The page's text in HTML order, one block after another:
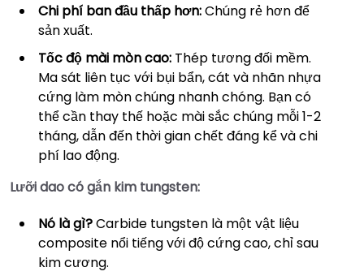
Chi phí ban đầu thấp hơn:Chúng rẻ hơn để
sản xuất.
Tốc độ mài mòn cao: Thép tương đối mềm.
Ma sát liên tục với bụi bẩn, cát và nhãn nhựa
cứng làm mòn chúng nhanh chóng. Bạn có
thể cần thay thế hoặc mài sắc chúng mỗi 1-2
tháng, dẫn đến thời gian chết đáng kể và chi
phí lao động.
Lưỡi dao có gắn kim tungsten:
Nó là gì?Carbide tungsten là một vật liệu
composite nổi tiếng với độ cứng cao, chỉ sau
kim cương.